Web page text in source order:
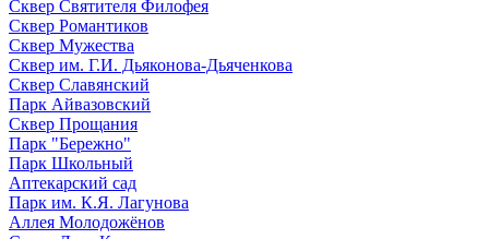
Сквер Святителя Филофея
Сквер Романтиков
Сквер Мужества
Сквер им. Г.И. Дьяконова-Дьяченкова
Сквер Славянский
Парк Айвазовский
Сквер Прощания
Парк "Бережно"
Парк Школьный
Аптекарский сад
Парк им. К.Я. Лагунова
Аллея Молодожёнов